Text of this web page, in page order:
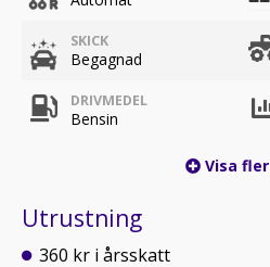
SKICK
Begagnad
DRIVMEDEL
Bensin
Visa fler
Utrustning
360 kr i årsskatt